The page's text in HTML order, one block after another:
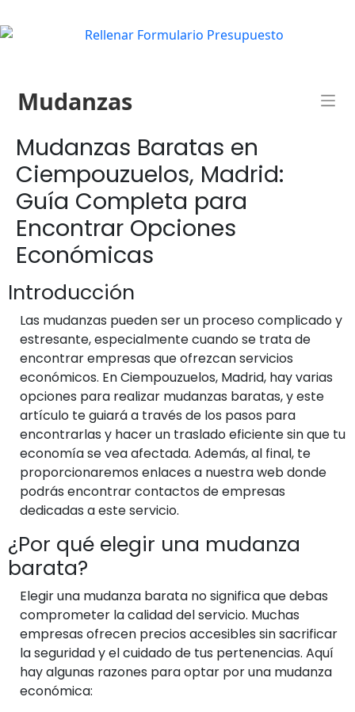
Mudanzas
Mudanzas Baratas en
Ciempouzuelos, Madrid:
Guía Completa para
Encontrar Opciones
Económicas
Introducción
Las mudanzas pueden ser un proceso complicado y
estresante, especialmente cuando se trata de
encontrar empresas que ofrezcan servicios
económicos. En Ciempouzuelos, Madrid, hay varias
opciones para realizar mudanzas baratas, y este
artículo te guiará a través de los pasos para
encontrarlas y hacer un traslado eficiente sin que tu
economía se vea afectada. Además, al final, te
proporcionaremos enlaces a nuestra web donde
podrás encontrar contactos de empresas
dedicadas a este servicio.
¿Por qué elegir una mudanza
barata?
Elegir una mudanza barata no significa que debas
comprometer la calidad del servicio. Muchas
empresas ofrecen precios accesibles sin sacrificar
la seguridad y el cuidado de tus pertenencias. Aquí
hay algunas razones para optar por una mudanza
económica: